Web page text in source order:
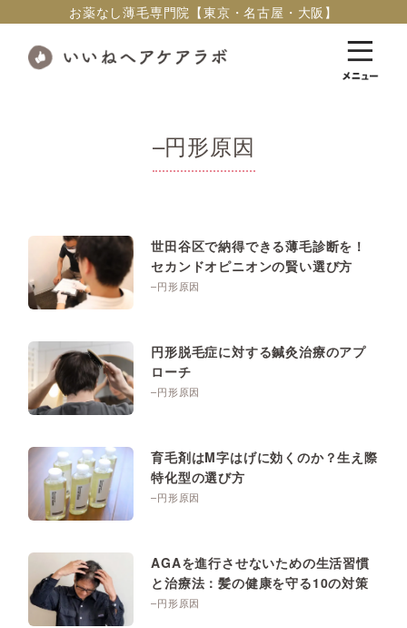
お薬なし薄毛専門院【東京・名古屋・大阪】
–円形原因
世田谷区で納得できる薄毛診断を！
セカンドオピニオンの賢い選び方
–円形原因
円形脱毛症に対する鍼灸治療のアプ
ローチ
–円形原因
育毛剤はM字はげに効くのか？生え際
特化型の選び方
–円形原因
AGAを進行させないための生活習慣
と治療法：髪の健康を守る10の対策
–円形原因